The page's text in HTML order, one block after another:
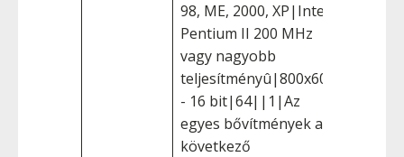
98, ME, 2000, XP|Intel
Pentium II 200 MHz
vagy nagyobb
teljesítményû|800x600
- 16 bit|64||1|Az
egyes bővítmények a
következő